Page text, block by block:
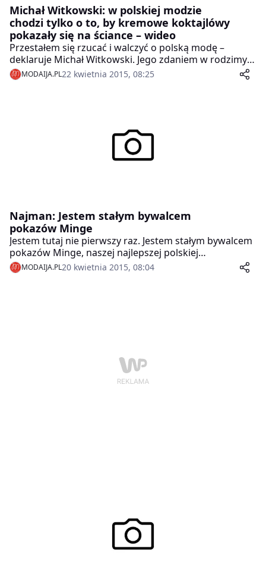
Michał Witkowski: w polskiej modzie
chodzi tylko o to, by kremowe koktajlówy
pokazały się na ściance – wideo
Przestałem się rzucać i walczyć o polską modę –
deklaruje Michał Witkowski. Jego zdaniem w rodzimym
światku modowym nie chodzi dziś o poważną krytykę,
tylko o brylowanie na ściankach. Dotyczy to zwłaszcza
MODAIJA.PL22 kwietnia 2015, 08:25
Najman: Jestem stałym bywalcem
pokazów Minge
Jestem tutaj nie pierwszy raz. Jestem stałym bywalcem
pokazów Minge, naszej najlepszej polskiej
projektantki. Zawsze jestem pod dużym wrażeniem jej
pokazów – powiedział newsrm.tv Marcin Najman,
MODAIJA.PL20 kwietnia 2015, 08:04